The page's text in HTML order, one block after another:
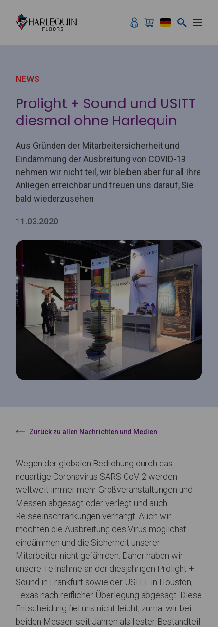
NEWS
Prolight + Sound und USITT
diesmal ohne Harlequin
Aus Gründen der Mitarbeitersicherheit und
Eindämmung der Ausbreitung von COVID-19
nehmen wir nicht teil, wir bleiben aber für all Ihre
Anliegen erreichbar und freuen uns darauf, Sie
bald wiederzusehen
11.03.2020
Zurück zu allen Nachrichten und Medien
Wegen der globalen Bedrohung durch das
neuartige Coronavirus SARS-CoV-2 werden
weltweit immer mehr Großveranstaltungen und
Messen abgesagt oder verlegt und auch
Reiseeinschränkungen verhängt. Auch wir
möchten die Ausbreitung des Virus möglichst
eindämmen und die Sicherheit unserer
Mitarbeiter nicht gefährden. Daher haben wir
unsere Teilnahme an der diesjährigen Prolight +
Sound in Frankfurt sowie der USITT in Houston,
Texas nach reiflicher Überlegung abgesagt. Diese
Entscheidung fiel uns nicht leicht, zumal wir bei
beiden Messen seit Jahren als fester Bestandteil